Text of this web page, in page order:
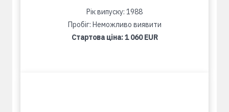
Рік випуску: 1988
Пробіг: Неможливо виявити
Стартова ціна:1 060 EUR